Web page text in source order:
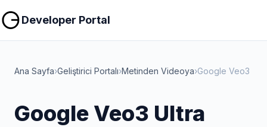
Developer Portal
Ana Sayfa›Geliştirici Portalı›Metinden Videoya›Google Veo3
Google Veo3 Ultra